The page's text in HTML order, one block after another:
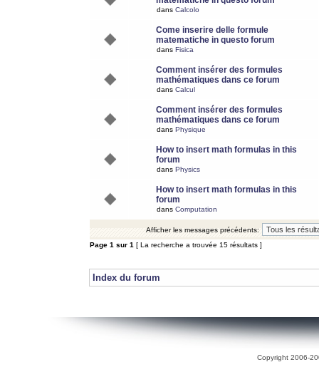
dans Calcolo
Come inserire delle formule
matematiche in questo forum
dans Fisica
Comment insérer des formules
mathématiques dans ce forum
dans Calcul
Comment insérer des formules
mathématiques dans ce forum
dans Physique
How to insert math formulas in this
forum
dans Physics
How to insert math formulas in this
forum
dans Computation
Afficher les messages précédents:
Page 1 sur 1 [ La recherche a trouvée 15 résultats ]
Index du forum
Copyright 2006-